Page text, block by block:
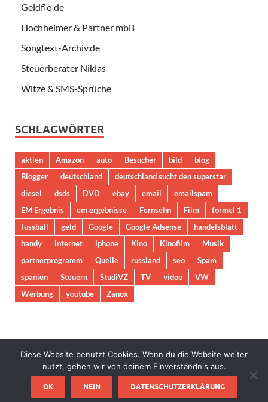
Geldflo.de
Hochheimer & Partner mbB
Songtext-Archiv.de
Steuerberater Niklas
Witze & SMS-Sprüche
SCHLAGWÖRTER
aktien Amazon auto Besucher bild
blog
Blogger
deutschland
deutschland sucht den superstar
diesel
dsds DVD ebay email
emailspam
EM Ergebnis
em ergebnisse Fernsehn Film
formel 1
fussball
geld Google Google Adsense
handelsblatt
handy
internet iphone Kino Kinofilm
Musik
partnerprogramm
Quelle russland seo
Spam
spanien
Steuern StudiVZ TV video
VW
Werbung
youtube Zanox
Copyright © 2026Freeweb24.de.
Mit Stolz präsentiert von
WordPress
Diese Website benutzt Cookies. Wenn du die Website weiter
nutzt, gehen wir von deinem Einverständnis aus.
OK NEIN DATENSCHUTZERKLÄRUNG